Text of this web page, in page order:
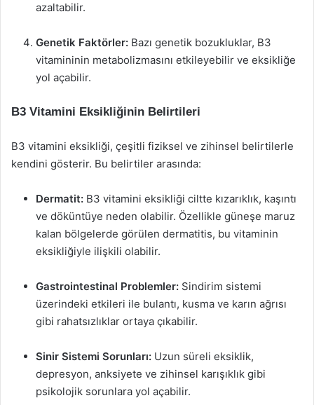
azaltabilir.
Genetik Faktörler: Bazı genetik bozukluklar, B3
vitamininin metabolizmasını etkileyebilir ve eksikliğe
yol açabilir.
B3 Vitamini Eksikliğinin Belirtileri
B3 vitamini eksikliği, çeşitli fiziksel ve zihinsel belirtilerle
kendini gösterir. Bu belirtiler arasında:
Dermatit: B3 vitamini eksikliği ciltte kızarıklık, kaşıntı
ve döküntüye neden olabilir. Özellikle güneşe maruz
kalan bölgelerde görülen dermatitis, bu vitaminin
eksikliğiyle ilişkili olabilir.
Gastrointestinal Problemler: Sindirim sistemi
üzerindeki etkileri ile bulantı, kusma ve karın ağrısı
gibi rahatsızlıklar ortaya çıkabilir.
Sinir Sistemi Sorunları: Uzun süreli eksiklik,
depresyon, anksiyete ve zihinsel karışıklık gibi
psikolojik sorunlara yol açabilir.